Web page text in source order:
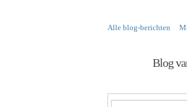
Alle blog-berichten
Blog